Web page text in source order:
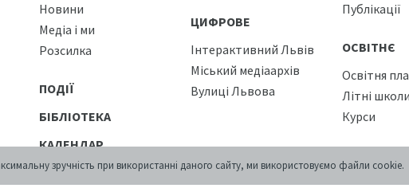
Новини
Медіа і ми
Розсилка
ПОДІЇ
БІБЛІОТЕКА
КАЛЕНДАР
КРАМНИЦЯ
ЦИФРОВЕ
Інтерактивний Львів
Міський медіаархів
Вулиці Львова
Публікації
ОСВІТНЄ
Освітня
Літні школи
Курси
зручність при використанні даного сайту, ми використовуємо файли cookie.